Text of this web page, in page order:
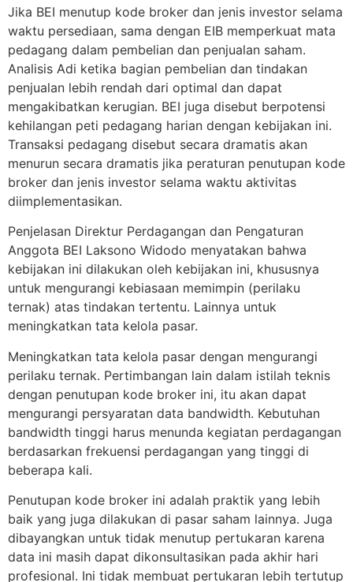
Jika BEI menutup kode broker dan jenis investor selama
waktu persediaan, sama dengan EIB memperkuat mata
pedagang dalam pembelian dan penjualan saham.
Analisis Adi ketika bagian pembelian dan tindakan
penjualan lebih rendah dari optimal dan dapat
mengakibatkan kerugian. BEI juga disebut berpotensi
kehilangan peti pedagang harian dengan kebijakan ini.
Transaksi pedagang disebut secara dramatis akan
menurun secara dramatis jika peraturan penutupan kode
broker dan jenis investor selama waktu aktivitas
diimplementasikan.
Penjelasan Direktur Perdagangan dan Pengaturan
Anggota BEI Laksono Widodo menyatakan bahwa
kebijakan ini dilakukan oleh kebijakan ini, khususnya
untuk mengurangi kebiasaan memimpin (perilaku
ternak) atas tindakan tertentu. Lainnya untuk
meningkatkan tata kelola pasar.
Meningkatkan tata kelola pasar dengan mengurangi
perilaku ternak. Pertimbangan lain dalam istilah teknis
dengan penutupan kode broker ini, itu akan dapat
mengurangi persyaratan data bandwidth. Kebutuhan
bandwidth tinggi harus menunda kegiatan perdagangan
berdasarkan frekuensi perdagangan yang tinggi di
beberapa kali.
Penutupan kode broker ini adalah praktik yang lebih
baik yang juga dilakukan di pasar saham lainnya. Juga
dibayangkan untuk tidak menutup pertukaran karena
data ini masih dapat dikonsultasikan pada akhir hari
profesional. Ini tidak membuat pertukaran lebih tertutup